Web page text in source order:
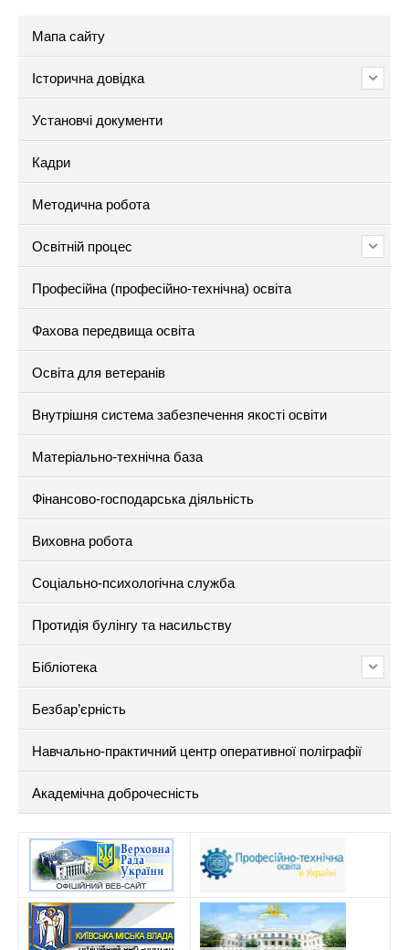
Мапа сайту
Історична довідка
Установчі документи
Кадри
Методична робота
Освітній процес
Професійна (професійно-технічна) освіта
Фахова передвища освіта
Освіта для ветеранів
Внутрішня система забезпечення якості освіти
Матеріально-технічна база
Фінансово-господарська діяльність
Виховна робота
Соціально-психологічна служба
Протидія булінгу та насильству
Бібліотека
Безбар’єрність
Навчально-практичний центр оперативної поліграфії
Академічна доброчесність